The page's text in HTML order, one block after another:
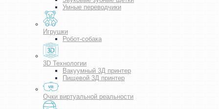
Умные переводчики
Игрушки
Робот-собака
3D Технологии
Вакуумный 3Д принтер
Пищевой 3Д принтер
Очки виртуальной реальности